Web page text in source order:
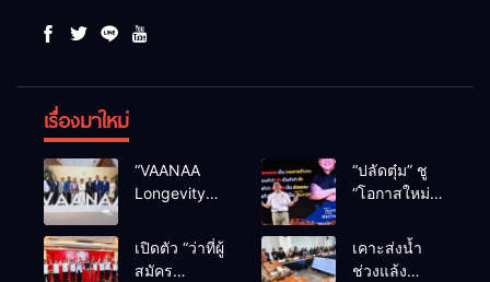
เรื่องมาใหม่
“VAANAA
Longevity
ศูนย์สุขภาพ
ไฮเอนต์ใหญ่
“ปลัดตุ๋ม” ชู
“โอกาสใหม่”
สู่ทางออก
ประเทศ ไม่ใช่
เปิดตัว “ว่าที่ผู้
สมัคร
เคาะส่งน้ำ
ช่วงแล้ง